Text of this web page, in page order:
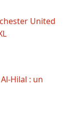
United
Hilal : un